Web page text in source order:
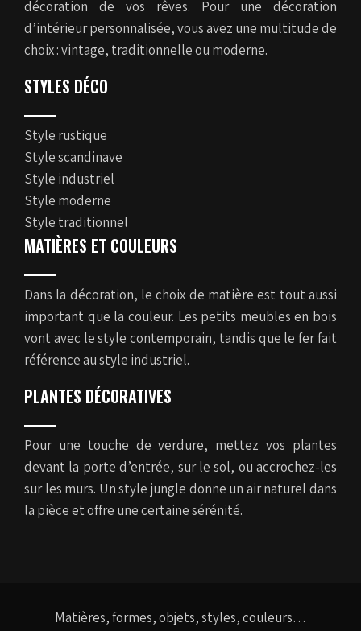
décoration de vos rêves. Pour une décoration
d’intérieur personnalisée, vous avez une multitude de
choix : vintage, traditionnelle ou moderne.
STYLES DÉCO
Style rustique
Style scandinave
Style industriel
Style moderne
Style traditionnel
MATIÈRES ET COULEURS
Dans la décoration, le choix de matière est tout aussi
important que la couleur. Les petits meubles en bois
vont avec le style contemporain, tandis que le fer fait
référence au style industriel.
PLANTES DÉCORATIVES
Pour une touche de verdure, mettez vos plantes
devant la porte d’entrée, sur le sol, ou accrochez-les
sur les murs. Un style jungle donne un air naturel dans
la pièce et offre une certaine sérénité.
Matières, formes, objets, styles, couleurs…